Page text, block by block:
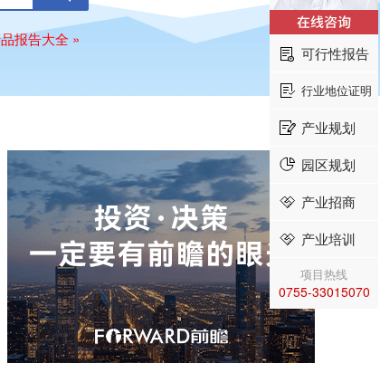
报告大全 »
可行性报告
行业地位证明
产业规划
园区规划
产业招商
产业培训
项目热线
0755-33015070